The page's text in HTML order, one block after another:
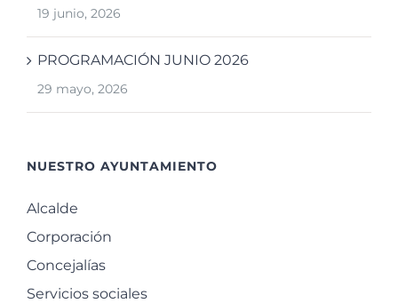
19 junio, 2026
PROGRAMACIÓN JUNIO 2026
29 mayo, 2026
NUESTRO AYUNTAMIENTO
Alcalde
Corporación
Concejalías
Servicios sociales